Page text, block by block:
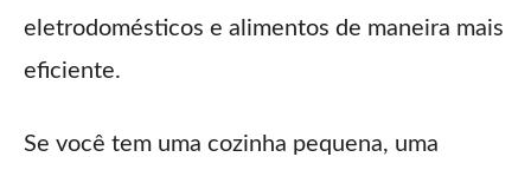
eletrodomésticos e alimentos de maneira mais
eficiente.
Se você tem uma cozinha pequena, uma